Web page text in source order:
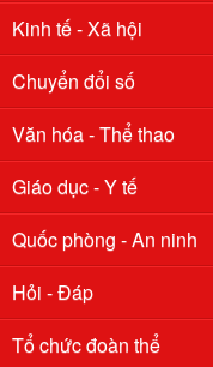
Kinh tế - Xã hội
Chuyển đổi số
Văn hóa - Thể thao
Giáo dục - Y tế
Quốc phòng - An ninh
Hỏi - Đáp
Tổ chức đoàn thể